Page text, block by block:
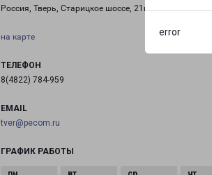
error
Россия, Тверь, Старицкое шоссе, 21к2
на карте
ТЕЛЕФОН
8(4822) 784-959
EMAIL
tver@pecom.ru
ГРАФИК РАБОТЫ